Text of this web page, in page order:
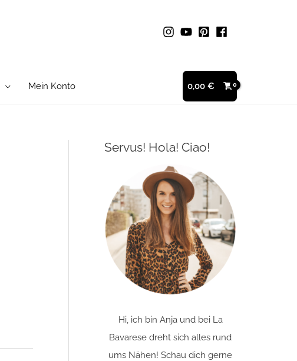
Mein Konto 0,00 €
Servus! Hola! Ciao!
Hi, ich bin Anja und bei La
Bavarese dreht sich alles rund
ums Nähen! Schau dich gerne